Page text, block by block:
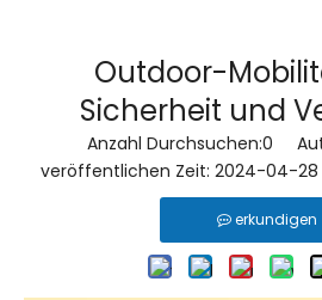
Outdoor-
Sicherheit und
Anzahl Durchsuchen:0
veröffentlichen Zeit: 2024-04-
erkundigen